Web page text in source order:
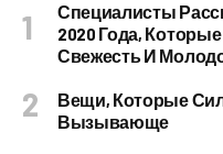
Специалисты
2020 Года,
Свежесть И
Вещи, Которые
Вызывающе